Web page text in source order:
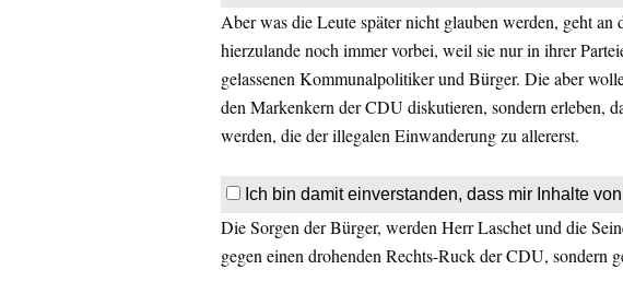
Aber was die Leute später nicht glauben werden, geht an
hierzulande noch immer vorbei, weil sie nur in ihrer
gelassenen Kommunalpolitiker und Bürger. Die aber
den Markenkern der CDU diskutieren, sondern erleben,
werden, die der illegalen Einwanderung zu allererst.
Ich bin damit einverstanden, dass mir Inhalte
Die Sorgen der Bürger, werden Herr Laschet und die
gegen einen drohenden Rechts-Ruck der CDU, sondern